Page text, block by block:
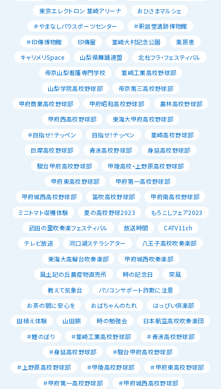
東京エレクトロン 韮崎アリーナ
おひさまマルシェ
＃やまなしパラスポーツセンター
＃釈迦堂遺跡博物館
＃印傳博物館
印傳屋 韮崎大村記念公園
栗原恵
キャリメリSpace
山梨県舞踊連盟
北杜フラ・フェスティバル
帝京山梨看護専門学校
韮崎工業高校野球部
山梨学院高校野球部
帝京第三高校野球部
甲府商業高校野球部
甲府昭和高校野球部
農林高校野球部
甲府西高校野球部
東海大甲府高校野球部
＃目指せ！テッペン
目指せ！テッペン
韮崎高校野球部
巨摩高校野球部
青洲高校野球部
身延高校野球部
駿台甲府高校野球部
甲陵高校・上野原高校野球部
甲府東高校野球部
甲府第一高校野球部
甲府城西高校野球部
笛吹高校野球部
甲府南高校野球部
ミニトマト収穫体験
夏の高校野球2023
もろこしフェア2023
武田の里吹奏楽フェスティバル
放送時間
CATV11ch
テレビ放送
河口湖ステラシアター
八王子高校吹奏楽部
東海大高輪台吹奏楽部
甲府城西吹奏楽部
風土記の丘農産物直売所
時の記念日
突風
教えて気象台
パソコンサポート詐欺に注意
お茶の間に安心を
おばちゃんのたれ
はっぴい倶楽部
田植え体験
山田錦 時の勉強会
日本航空高校吹奏楽団
＃鯉のぼり
＃韮崎工業高校野球部
＃青洲高校野球部
＃身延高校野球部
＃駿台甲府高校野球部
＃上野原高校野球部
＃甲陵高校野球部
＃甲府東高校野球部
＃甲府第一高校野球部
＃甲府城西高校野球部